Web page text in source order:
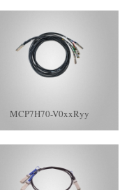
MCP7H70-V0xxRyy